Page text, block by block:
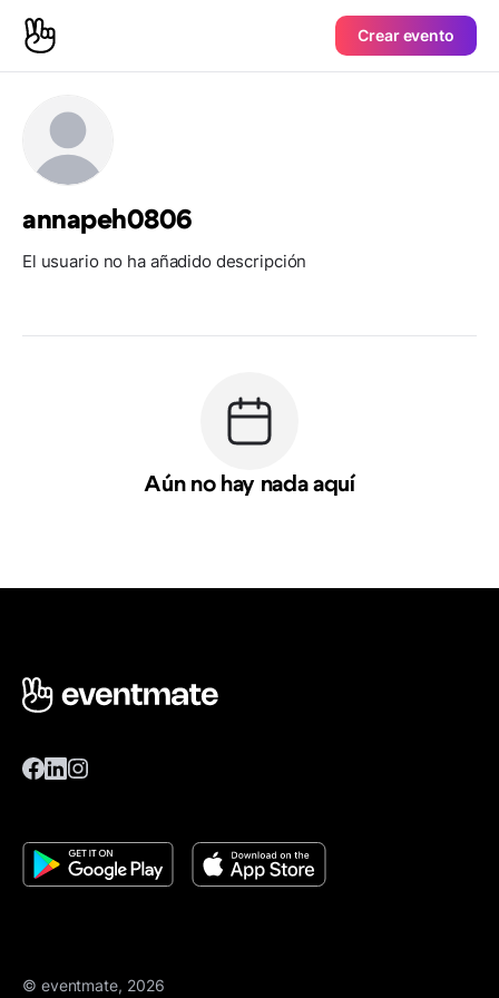
Crear evento
annapeh0806
El usuario no ha añadido descripción
Aún no hay nada aquí
© eventmate, 2026